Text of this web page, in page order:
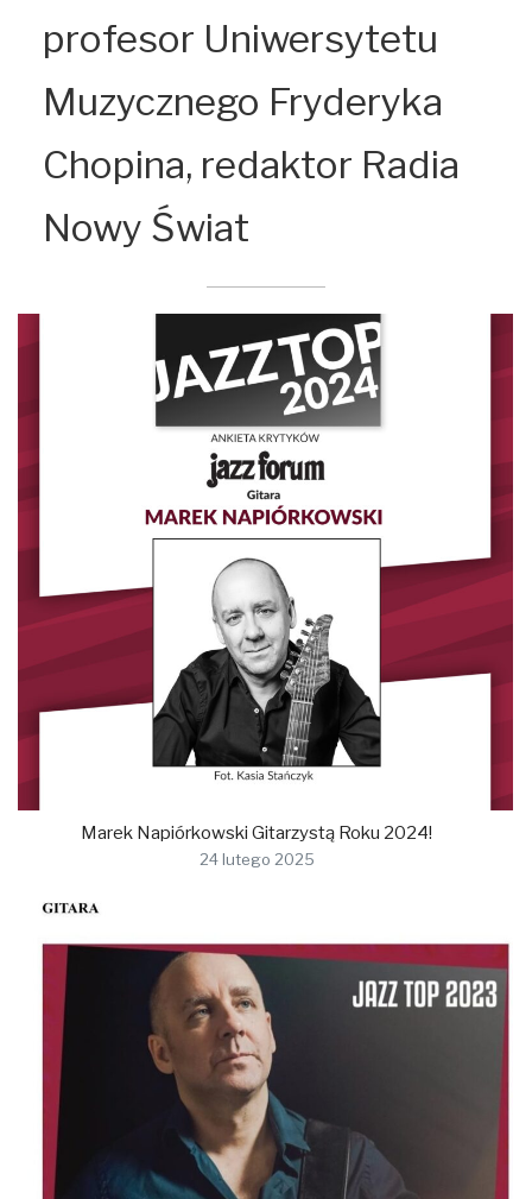
profesor Uniwersytetu
Muzycznego Fryderyka
Chopina, redaktor Radia
Nowy Świat
Marek Napiórkowski Gitarzystą Roku 2024!
24 lutego 2025